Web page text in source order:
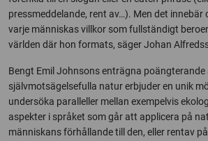
pressmeddelande, rent av…). Men det innebär
varje människas villkor som fullständigt
världen där hon formats, säger Johan
Bengt Emil Johnsons enträgna poängterande
självmotsägelsefulla natur erbjuder en unik
undersöka paralleller mellan exempelvis
aspekter i språket som går att applicera på
människans förhållande till den, eller rentav